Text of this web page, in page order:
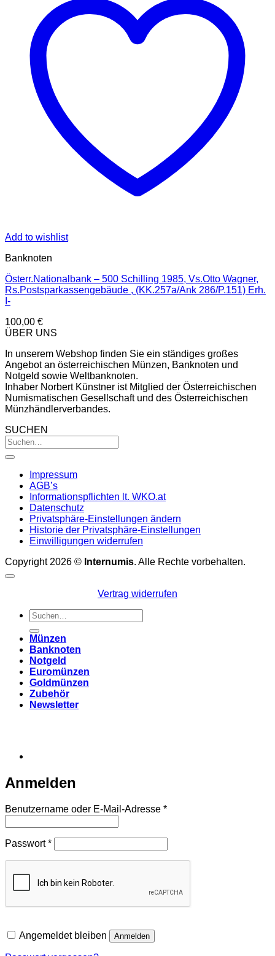
Add to wishlist
Banknoten
Österr.Nationalbank – 500 Schilling 1985, Vs.Otto Wagner,
Rs.Postsparkassengebäude , (KK.257a/Ank 286/P.151) Erh.
I-
100,00 €
ÜBER UNS
In unserem Webshop finden Sie ein ständiges großes
Angebot an österreichischen Münzen, Banknoten und
Notgeld sowie Weltbanknoten.
Inhaber Norbert Künstner ist Mitglied der Österreichischen
Numismatischen Gesellschaft und des Österreichischen
Münzhändlerverbandes.
SUCHEN
Impressum
AGB’s
Informationspflichten lt. WKO.at
Datenschutz
Privatsphäre-Einstellungen ändern
Historie der Privatsphäre-Einstellungen
Einwilligungen widerrufen
Copyright 2026 © Internumis. Alle Rechte vorbehalten.
Vertrag widerrufen
Suchen
nach:
Münzen
Banknoten
Notgeld
Euromünzen
Goldmünzen
Zubehör
Newsletter
Anmelden
Benutzername oder E-Mail-Adresse *Erforderlich
Passwort*Erforderlich
Angemeldet bleiben Anmelden